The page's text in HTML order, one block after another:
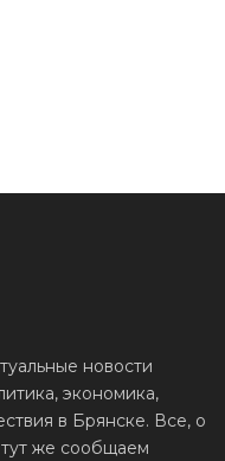
новости
экономика,
в Брянске. Все, о
же сообщаем